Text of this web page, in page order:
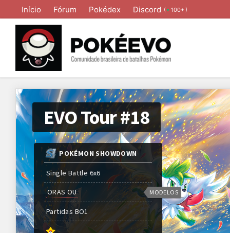
Início Fórum Pokédex Discord ( 100+ )
EVO Tour #18
POKÉMON SHOWDOWN
Single Battle 6x6
ORAS OU
Partidas BO1
MODELOS